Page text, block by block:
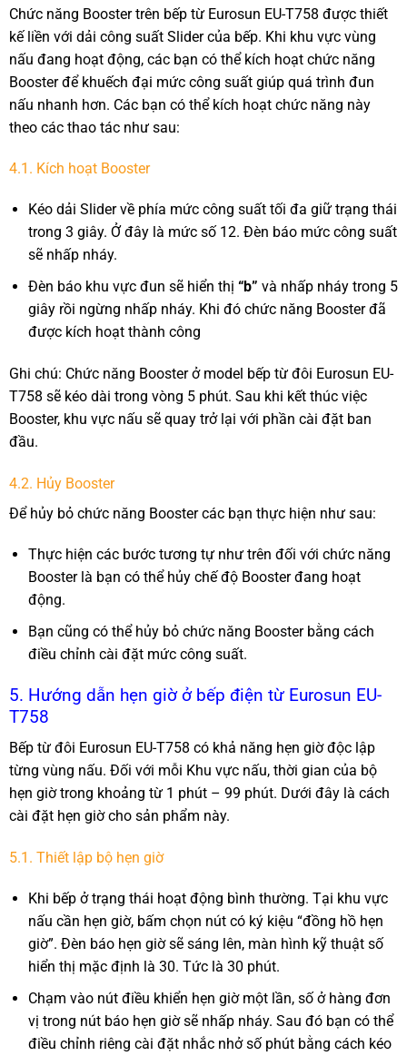
Chức năng Booster trên bếp từ Eurosun EU-T758 được thiết
kế liền với dải công suất Slider của bếp. Khi khu vực vùng
nấu đang hoạt động, các bạn có thể kích hoạt chức năng
Booster để khuếch đại mức công suất giúp quá trình đun
nấu nhanh hơn. Các bạn có thể kích hoạt chức năng này
theo các thao tác như sau:
4.1. Kích hoạt Booster
Kéo dải Slider về phía mức công suất tối đa giữ trạng thái
trong 3 giây. Ở đây là mức số 12. Đèn báo mức công suất
sẽ nhấp nháy.
Đèn báo khu vực đun sẽ hiển thị “b” và nhấp nháy trong 5
giây rồi ngừng nhấp nháy. Khi đó chức năng Booster đã
được kích hoạt thành công
Ghi chú: Chức năng Booster ở model bếp từ đôi Eurosun EU-
T758 sẽ kéo dài trong vòng 5 phút. Sau khi kết thúc việc
Booster, khu vực nấu sẽ quay trở lại với phần cài đặt ban
đầu.
4.2. Hủy Booster
Để hủy bỏ chức năng Booster các bạn thực hiện như sau:
Thực hiện các bước tương tự như trên đối với chức năng
Booster là bạn có thể hủy chế độ Booster đang hoạt
động.
Bạn cũng có thể hủy bỏ chức năng Booster bằng cách
điều chỉnh cài đặt mức công suất.
5. Hướng dẫn hẹn giờ ở bếp điện từ Eurosun EU-
T758
Bếp từ đôi Eurosun EU-T758 có khả năng hẹn giờ độc lập
từng vùng nấu. Đối với mỗi Khu vực nấu, thời gian của bộ
hẹn giờ trong khoảng từ 1 phút – 99 phút. Dưới đây là cách
cài đặt hẹn giờ cho sản phẩm này.
5.1. Thiết lập bộ hẹn giờ
Khi bếp ở trạng thái hoạt động bình thường. Tại khu vực
nấu cần hẹn giờ, bấm chọn nút có ký kiệu “đồng hồ hẹn
giờ”. Đèn báo hẹn giờ sẽ sáng lên, màn hình kỹ thuật số
hiển thị mặc định là 30. Tức là 30 phút.
Chạm vào nút điều khiển hẹn giờ một lần, số ở hàng đơn
vị trong nút báo hẹn giờ sẽ nhấp nháy. Sau đó bạn có thể
điều chỉnh riêng cài đặt nhắc nhở số phút bằng cách kéo